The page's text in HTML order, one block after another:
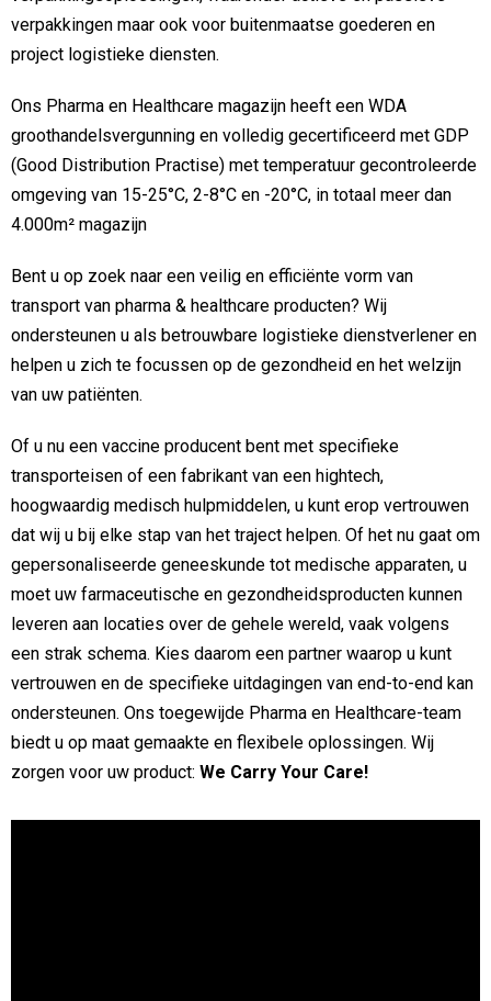
verpakkingen maar ook voor buitenmaatse goederen en
project logistieke diensten.
Ons Pharma en Healthcare magazijn heeft een WDA
groothandelsvergunning en volledig gecertificeerd met GDP
(Good Distribution Practise) met temperatuur gecontroleerde
omgeving van 15-25°C, 2-8°C en -20°C, in totaal meer dan
4.000m² magazijn
Bent u op zoek naar een veilig en efficiënte vorm van
transport van pharma & healthcare producten? Wij
ondersteunen u als betrouwbare logistieke dienstverlener en
helpen u zich te focussen op de gezondheid en het welzijn
van uw patiënten.
Of u nu een vaccine producent bent met specifieke
transporteisen of een fabrikant van een hightech,
hoogwaardig medisch hulpmiddelen, u kunt erop vertrouwen
dat wij u bij elke stap van het traject helpen. Of het nu gaat om
gepersonaliseerde geneeskunde tot medische apparaten, u
moet uw farmaceutische en gezondheidsproducten kunnen
leveren aan locaties over de gehele wereld, vaak volgens
een strak schema. Kies daarom een ​​partner waarop u kunt
vertrouwen en de specifieke uitdagingen van end-to-end kan
ondersteunen. Ons toegewijde Pharma en Healthcare-team
biedt u op maat gemaakte en flexibele oplossingen. Wij
zorgen voor uw product: We Carry Your Care!